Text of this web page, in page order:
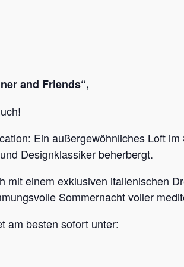
and Friends“,
Ein außergewöhnliches Loft
Designklassiker beherbergt.
einem exklusiven italienischen
Sommernacht voller
am besten sofort unter: